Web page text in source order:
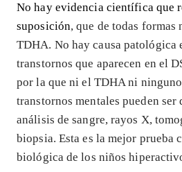
No hay evidencia científica que
suposición, que de todas formas
TDHA. No hay causa patológica
transtornos que aparecen en el
por la que ni el TDHA ni
transtornos mentales pueden ser
análisis de sangre, rayos X,
biopsia. Esta es la mejor prueba
biológica de los niños